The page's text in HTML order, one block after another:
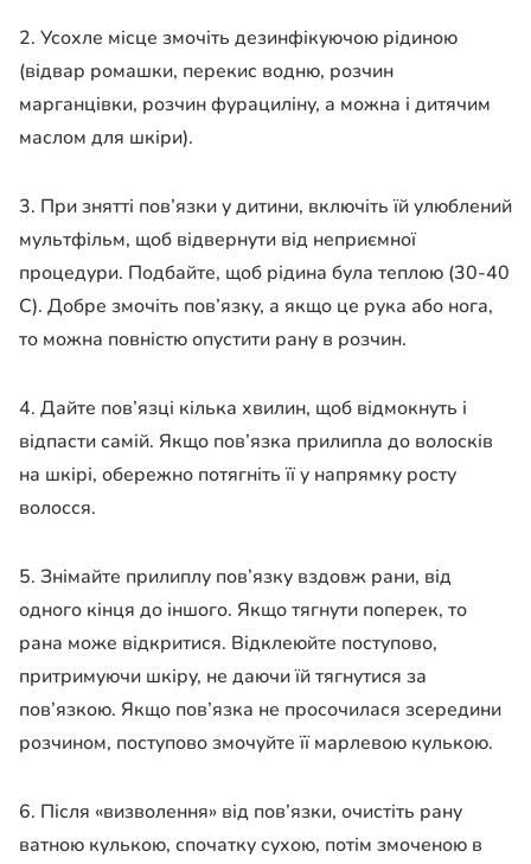
2. Усохле місце змочіть дезинфікуючою рідиною
(відвар ромашки, перекис водню, розчин
марганцівки, розчин фурациліну, а можна і дитячим
маслом для шкіри).
3. При знятті пов’язки у дитини, включіть їй улюблений
мультфільм, щоб відвернути від неприємної
процедури. Подбайте, щоб рідина була теплою (30-40
С). Добре змочіть пов’язку, а якщо це рука або нога,
то можна повністю опустити рану в розчин.
4. Дайте пов’язці кілька хвилин, щоб відмокнуть і
відпасти самій. Якщо пов’язка прилипла до волосків
на шкірі, обережно потягніть її у напрямку росту
волосся.
5. Знімайте прилиплу пов’язку вздовж рани, від
одного кінця до іншого. Якщо тягнути поперек, то
рана може відкритися. Відклеюйте поступово,
притримуючи шкіру, не даючи їй тягнутися за
пов’язкою. Якщо пов’язка не просочилася зсередини
розчином, поступово змочуйте її марлевою кулькою.
6. Після «визволення» від пов’язки, очистіть рану
ватною кулькою, спочатку сухою, потім змоченою в